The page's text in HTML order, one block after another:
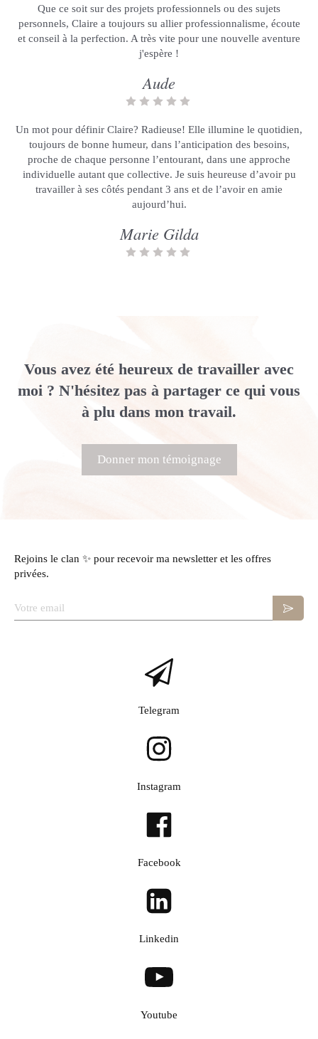
Que ce soit sur des projets professionnels ou des sujets
personnels, Claire a toujours su allier professionnalisme, écoute
et conseil à la perfection. A très vite pour une nouvelle aventure
j'espère !
Aude
Un mot pour définir Claire? Radieuse! Elle illumine le quotidien,
toujours de bonne humeur, dans l’anticipation des besoins,
proche de chaque personne l’entourant, dans une approche
individuelle autant que collective. Je suis heureuse d’avoir pu
travailler à ses côtés pendant 3 ans et de l’avoir en amie
aujourd’hui.
Marie Gilda
Vous avez été heureux de travailler avec
moi ? N'hésitez pas à partager ce qui vous
à plu dans mon travail.
Donner mon témoignage
Rejoins le clan ✨ pour recevoir ma newsletter et les offres
privées.
Votre email
Telegram
Instagram
Facebook
Linkedin
Youtube